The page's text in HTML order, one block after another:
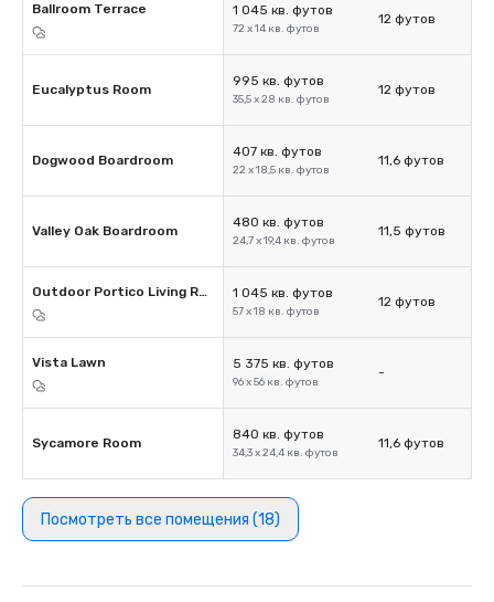
Ballroom Terrace 1 045 кв. футов
72 x 14 кв. футов
12 футов
Eucalyptus Room
995 кв. футов
35,5 x 28 кв. футов
12 футов
Dogwood Boardroom
407 кв. футов
22 x 18,5 кв. футов
11,6 футов
Valley Oak Boardroom
480 кв. футов
24,7 x 19,4 кв. футов
11,5 футов
Outdoor Portico Living Room 1 045 кв. футов
57 x 18 кв. футов
12 футов
Vista Lawn 5 375 кв. футов
96 x 56 кв. футов
-
Sycamore Room
840 кв. футов
34,3 x 24,4 кв. футов
11,6 футов
Посмотреть все помещения (18)